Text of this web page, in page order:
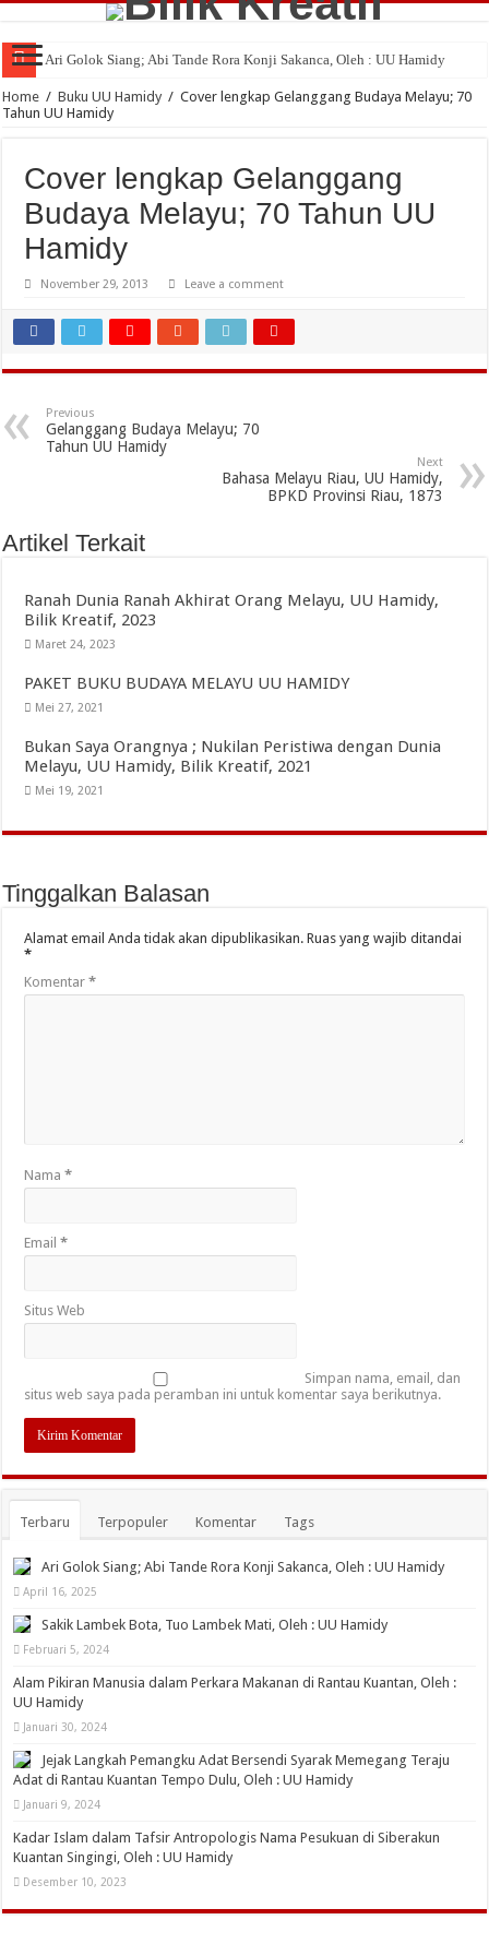
Ari Golok Siang; Abi Tande Rora Konji Sakanca, Oleh : UU Hamidy
Home / Buku UU Hamidy / Cover lengkap Gelanggang Budaya Melayu; 70
Tahun UU Hamidy
Cover lengkap Gelanggang
Budaya Melayu; 70 Tahun UU
Hamidy
November 29, 2013 Leave a comment
Previous
Gelanggang Budaya Melayu; 70
Tahun UU Hamidy
Next
Bahasa Melayu Riau, UU Hamidy,
BPKD Provinsi Riau, 1873
Artikel Terkait
Ranah Dunia Ranah Akhirat Orang Melayu, UU Hamidy,
Bilik Kreatif, 2023
Maret 24, 2023
PAKET BUKU BUDAYA MELAYU UU HAMIDY
Mei 27, 2021
Bukan Saya Orangnya ; Nukilan Peristiwa dengan Dunia
Melayu, UU Hamidy, Bilik Kreatif, 2021
Mei 19, 2021
Tinggalkan Balasan
Alamat email Anda tidak akan dipublikasikan. Ruas yang wajib ditandai
*
Komentar*
Nama*
Email*
Situs Web
Simpan nama, email, dan
situs web saya pada peramban ini untuk komentar saya berikutnya.
Terbaru Terpopuler Komentar Tags
Ari Golok Siang; Abi Tande Rora Konji Sakanca, Oleh : UU Hamidy
April 16, 2025
Sakik Lambek Bota, Tuo Lambek Mati, Oleh : UU Hamidy
Februari 5, 2024
Alam Pikiran Manusia dalam Perkara Makanan di Rantau Kuantan, Oleh :
UU Hamidy
Januari 30, 2024
Jejak Langkah Pemangku Adat Bersendi Syarak Memegang Teraju
Adat di Rantau Kuantan Tempo Dulu, Oleh : UU Hamidy
Januari 9, 2024
Kadar Islam dalam Tafsir Antropologis Nama Pesukuan di Siberakun
Kuantan Singingi, Oleh : UU Hamidy
Desember 10, 2023